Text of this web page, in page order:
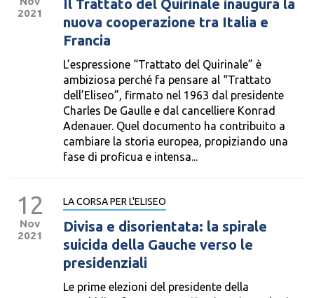
2021
Il Trattato del Quirinale inaugura la
nuova cooperazione tra Italia e
Francia
L’espressione “Trattato del Quirinale” è
ambiziosa perché fa pensare al “Trattato
dell’Eliseo”, firmato nel 1963 dal presidente
Charles De Gaulle e dal cancelliere Konrad
Adenauer. Quel documento ha contribuito a
cambiare la storia europea, propiziando una
fase di proficua e intensa...
12
Nov
2021
LA CORSA PER L'ELISEO
Divisa e disorientata: la spirale
suicida della Gauche verso le
presidenziali
Le prime elezioni del presidente della